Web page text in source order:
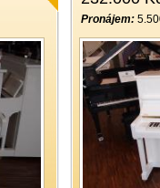
Pronájem: